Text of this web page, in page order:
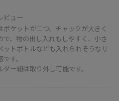
ビュー
ポケットが二つ、チャックが大きく
で、物の出し入れもしやすく、小さ
ットボトルなども入れられそうなサ
す。
ダー紐は取り外し可能です。